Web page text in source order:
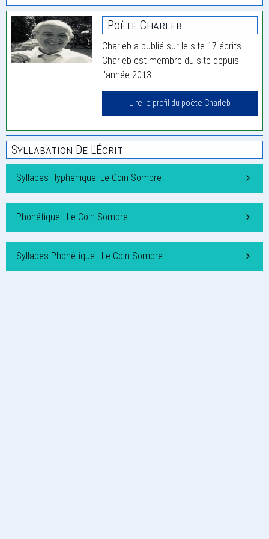
Poète Charleb
Charleb a publié sur le site 17 écrits.
Charleb est membre du site depuis
l'année 2013.
Lire le profil du poète Charleb
Syllabation De L'Écrit
Syllabes Hyphénique: Le Coin Sombre
Phonétique : Le Coin Sombre
Syllabes Phonétique : Le Coin Sombre